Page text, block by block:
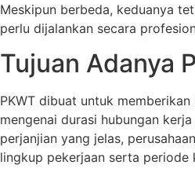
Meskipun berbeda, keduanya
perlu dijalankan secara
Tujuan Adanya
PKWT dibuat untuk
mengenai durasi hubungan
perjanjian yang jelas,
lingkup pekerjaan serta periode